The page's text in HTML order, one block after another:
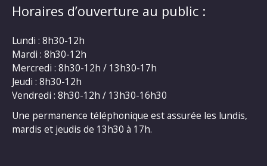
Horaires d’ouverture au public :
Lundi : 8h30-12h
Mardi : 8h30-12h
Mercredi : 8h30-12h / 13h30-17h
Jeudi : 8h30-12h
Vendredi : 8h30-12h / 13h30-16h30
Une permanence téléphonique est assurée les lundis,
mardis et jeudis de 13h30 à 17h.